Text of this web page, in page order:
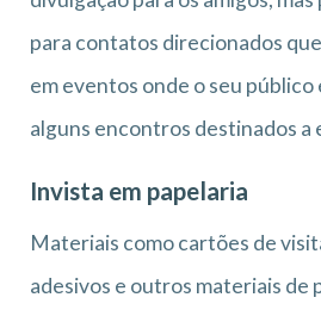
para contatos direcionados
em eventos onde o seu público
alguns encontros destinados a
Invista em papelaria
Materiais como cartões de
adesivos e outros materiais de